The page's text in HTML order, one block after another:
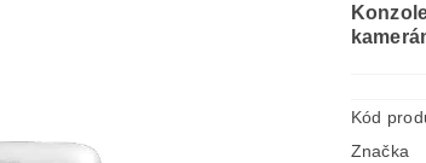
Kód
Značka